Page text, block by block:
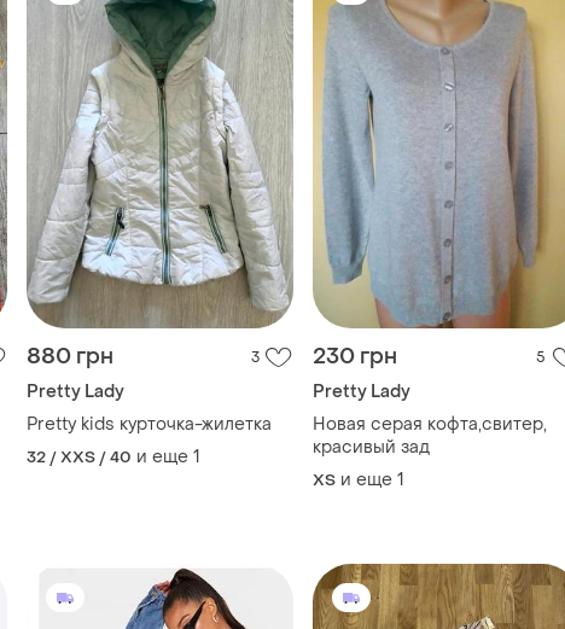
880 грн 3
Pretty Lady
Pretty kids курточка-жилетка
32 / XXS / 40 и еще 1
230 грн 5
Pretty Lady
Новая серая кофта,свитер,
красивый зад
ХS и еще 1